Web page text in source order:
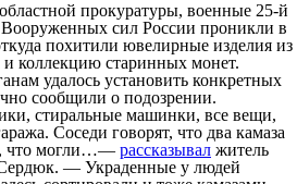
прокуратуры, военные 25-й
сил России проникли в
похитили ювелирные изделия из
и коллекцию старинных монет.
удалось установить конкретных
сообщили о подозрении.
стиральные машинки, все вещи,
Соседи говорят, что два камаза
что могли…— рассказывал житель
— Украденные у людей